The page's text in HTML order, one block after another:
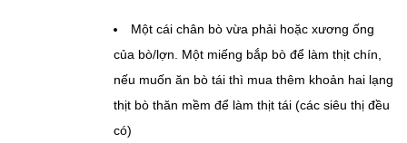
Một cái chân bò vừa phải hoặc xương ống
của bò/lợn. Một miếng bắp bò để làm thịt chín,
nếu muốn ăn bò tái thì mua thêm khoản hai lạng
thịt bò thăn mềm để làm thịt tái (các siêu thị đều
có)